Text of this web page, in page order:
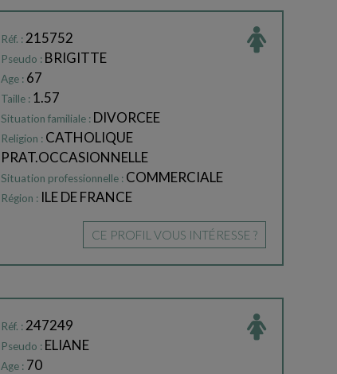
Réf. : 215752
Pseudo : BRIGITTE
Age : 67
Taille : 1.57
Situation familiale : DIVORCEE
Religion : CATHOLIQUE
PRAT.OCCASIONNELLE
Situation professionnelle : COMMERCIALE
Région : ILE DE FRANCE
CE PROFIL VOUS INTÉRESSE ?
Réf. : 247249
Pseudo : ELIANE
Age : 70